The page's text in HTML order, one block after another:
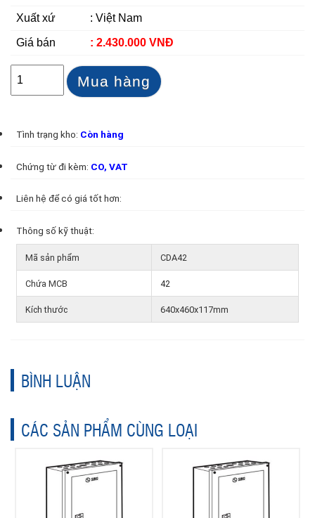
Xuất xứ : Việt Nam
Giá bán : 2.430.000 VNĐ
Mua hàng
Tình trạng kho: Còn hàng
Chứng từ đi kèm: CO, VAT
Liên hệ để có giá tốt hơn:
Thông số kỹ thuật:
Mã sản phẩm CDA42
Chứa MCB 42
Kích thước 640x460x117mm
BÌNH LUẬN
CÁC SẢN PHẨM CÙNG LOẠI